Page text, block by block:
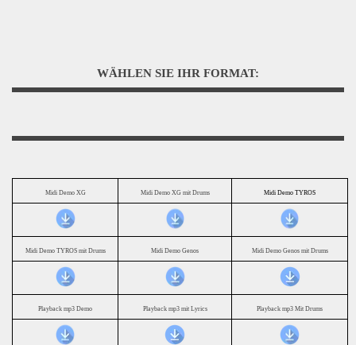
WÄHLEN SIE IHR FORMAT:
Midi Demo XG Midi Demo XG mit Drums Midi Demo TYROS
Midi Demo TYROS mit Drums Midi Demo Genos Midi Demo Genos mit Drums
Playback mp3 Demo Playback mp3 mit Lyrics Playback mp3 Mit Drums